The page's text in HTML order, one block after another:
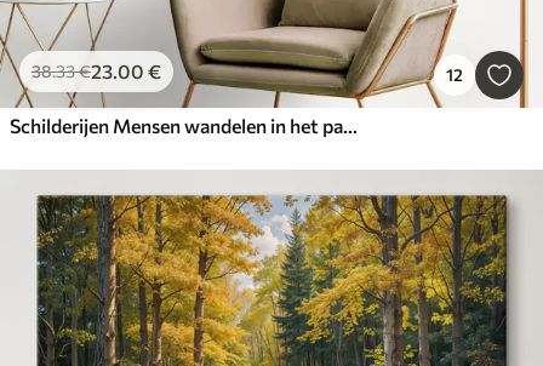
38.33€23.00 € 12
Schilderijen Mensen wandelen in het park abstract, roze rode kleur